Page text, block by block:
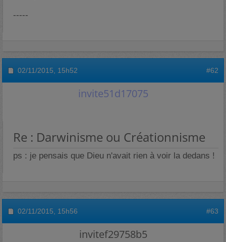
-----
02/11/2015, 15h52 #62
invite51d17075
Re : Darwinisme ou Créationnisme
ps : je pensais que Dieu n'avait rien à voir la dedans !
02/11/2015, 15h56 #63
invitef29758b5